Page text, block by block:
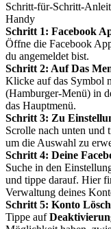
Schritt-für-Schritt-
Handy
Schritt 1: Facebook
Öffne die Facebook
du angemeldet bist.
Schritt 2: Auf Das
Klicke auf das Symbol
(Hamburger-Menü) in
das Hauptmenü.
Schritt 3: Zu
Scrolle nach unten und
um die Auswahl zu
Schritt 4: Deine
Suche in den
und tippe darauf. Hier
Verwaltung deines
Schritt 5: Konto
Tippe auf